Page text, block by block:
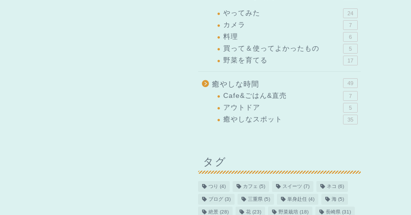
やってみた 24
カメラ 7
料理 6
買って＆使ってよかったもの 5
野菜を育てる 17
癒やしな時間 49
Cafe&ごはん&直売 7
アウトドア 5
癒やしなスポット 35
タグ
つり (4) カフェ (5) スイーツ (7) ネコ (6)
ブログ(3) 三重県 (5) 単身赴任(4) 海(5)
絶景(28) 花(23) 野菜栽培(18) 長崎県 (31)